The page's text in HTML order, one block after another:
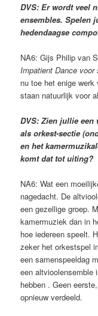
DVS: Er wordt veel
ensembles. Spelen
hedendaagse
NA6: Gijs Philip van
Impatient Dance
nu toe het enige
staan natuurlijk voor
DVS: Zien jullie
als orkest-sectie
en het
komt dat tot uiting?
NA6: Wat een
nagedacht. De
een gezellige groep.
kamermuziek dan in
hoe iedereen speelt.
zeker het orkestspel
een samenspeeldag
een altvioolensemble
hebben . Geen
opnieuw verdeeld.